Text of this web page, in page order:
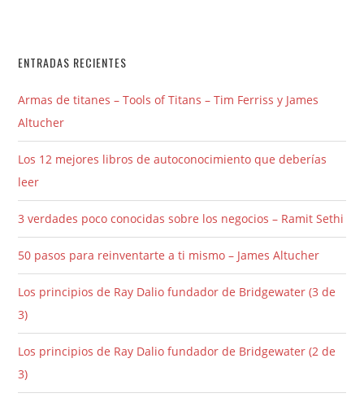
ENTRADAS RECIENTES
Armas de titanes – Tools of Titans – Tim Ferriss y James
Altucher
Los 12 mejores libros de autoconocimiento que deberías
leer
3 verdades poco conocidas sobre los negocios – Ramit Sethi
50 pasos para reinventarte a ti mismo – James Altucher
Los principios de Ray Dalio fundador de Bridgewater (3 de
3)
Los principios de Ray Dalio fundador de Bridgewater (2 de
3)